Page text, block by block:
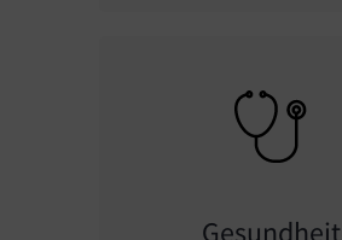
Gesundheit